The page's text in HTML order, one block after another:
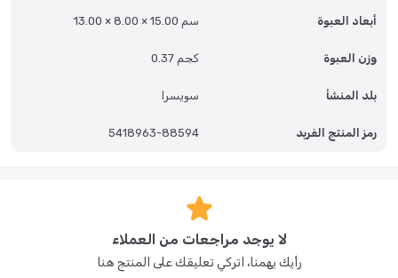
أبعاد العبوة 13.00 × 8.00 × 15.00 سم
وزن العبوة 0.37 كجم
بلد المنشأ سويسرا
رمز المنتج الفريد 5418963-88594
لا يوجد مراجعات من العملاء
رأيك يهمنا، اتركي تعليقك على المنتج هنا